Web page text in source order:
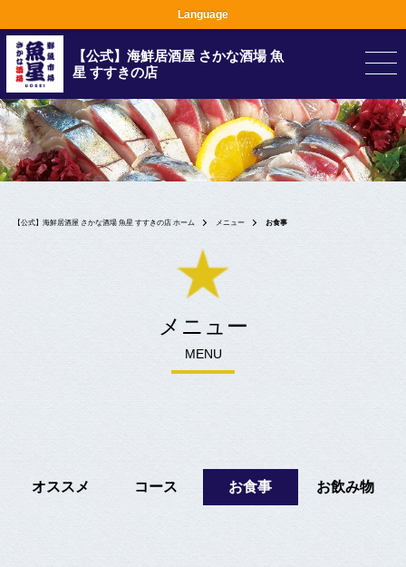
【公式】海鮮居酒屋 さかな酒場 魚
星 すすきの店
【公式】海鮮居酒屋 さかな酒場 魚星 すすきの店 ホーム メニュー お食事
メニュー
MENU
オススメ コース お食事 お飲み物
Language